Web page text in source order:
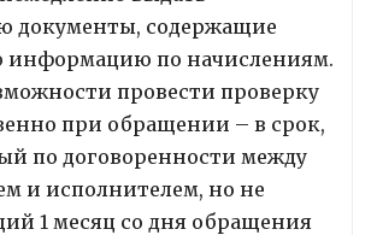
документы, содержащие
информацию по начислениям.
провести проверку
при обращении – в срок,
по договоренности между
и исполнителем, но не
1 месяц со дня обращения